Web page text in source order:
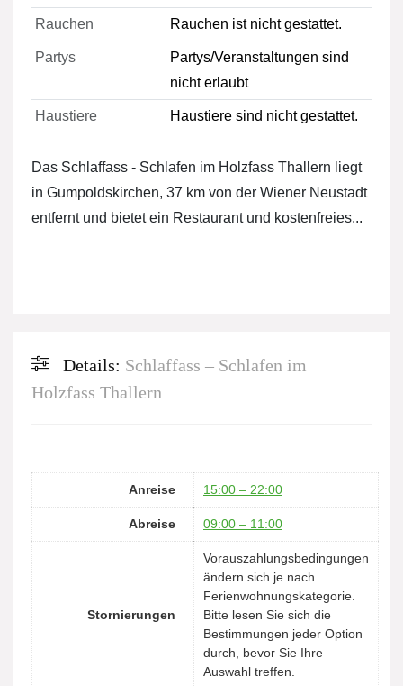
Rauchen Rauchen ist nicht gestattet.
Partys
Partys/Veranstaltungen sind
nicht erlaubt
Haustiere Haustiere sind nicht gestattet.
Das Schlaffass - Schlafen im Holzfass Thallern liegt
in Gumpoldskirchen, 37 km von der Wiener Neustadt
entfernt und bietet ein Restaurant und kostenfreies...
Details: Schlaffass – Schlafen im
Holzfass Thallern
Anreise 15:00 – 22:00
Abreise 09:00 – 11:00
Stornierungen
Vorauszahlungsbedingungen
ändern sich je nach
Ferienwohnungskategorie.
Bitte lesen Sie sich die
Bestimmungen jeder Option
durch, bevor Sie Ihre
Auswahl treffen.